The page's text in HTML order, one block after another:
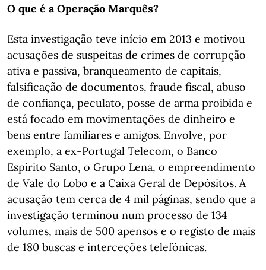
O que é a Operação Marquês?
Esta investigação teve início em 2013 e motivou
acusações de suspeitas de crimes de corrupção
ativa e passiva, branqueamento de capitais,
falsificação de documentos, fraude fiscal, abuso
de confiança, peculato, posse de arma proibida e
está focado em movimentações de dinheiro e
bens entre familiares e amigos. Envolve, por
exemplo, a ex-Portugal Telecom, o Banco
Espírito Santo, o Grupo Lena, o empreendimento
de Vale do Lobo e a Caixa Geral de Depósitos. A
acusação tem cerca de 4 mil páginas, sendo que a
investigação terminou num processo de 134
volumes, mais de 500 apensos e o registo de mais
de 180 buscas e interceções telefónicas.